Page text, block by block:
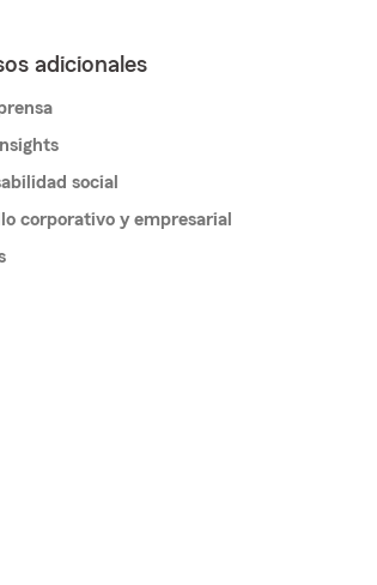
adicionales
social
corporativo y empresarial